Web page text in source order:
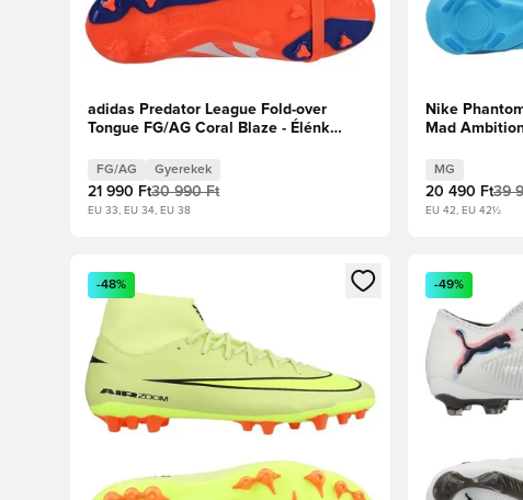
adidas Predator League Fold-over
Tongue FG/AG Coral Blaze - Élénk
Gyerek
FG/AG Gyerekek
21 990 Ft30 990 Ft
EU 33, EU 34, EU 38
Nike
Mad
MG
20 490 Ft39
EU 42, EU 42½
Megnyit egy modált a bejelentkezéshez vagy a tagként
-48%
Megnyit egy
-49%